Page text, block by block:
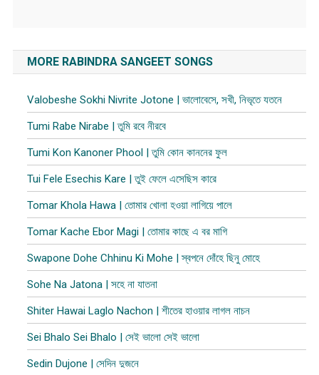
MORE RABINDRA SANGEET SONGS
Valobeshe Sokhi Nivrite Jotone | ভালোবেসে, সখী, নিভৃতে যতনে
Tumi Rabe Nirabe | তুমি রবে নীরবে
Tumi Kon Kanoner Phool | তুমি কোন কাননের ফুল
Tui Fele Esechis Kare | তুই ফেলে এসেছিস কারে
Tomar Khola Hawa | তোমার খোলা হওয়া লাগিয়ে পালে
Tomar Kache Ebor Magi | তোমার কাছে এ বর মাগি
Swapone Dohe Chhinu Ki Mohe | স্বপনে দোঁহে ছিনু মোহে
Sohe Na Jatona | সহে না যাতনা
Shiter Hawai Laglo Nachon | শীতের হাওয়ার লাগল নাচন
Sei Bhalo Sei Bhalo | সেই ভালো সেই ভালো
Sedin Dujone | সেদিন দুজনে